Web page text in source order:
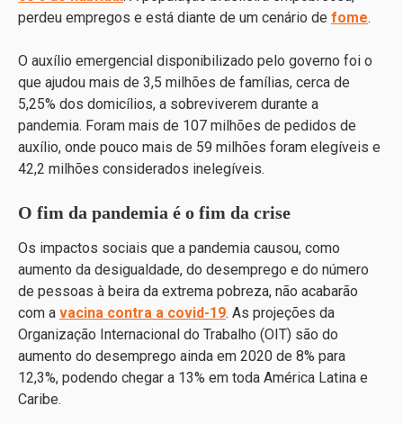
perdeu empregos e está diante de um cenário de fome.
O auxílio emergencial disponibilizado pelo governo foi o
que ajudou mais de 3,5 milhões de famílias, cerca de
5,25% dos domicílios, a sobreviverem durante a
pandemia. Foram mais de 107 milhões de pedidos de
auxílio, onde pouco mais de 59 milhões foram elegíveis e
42,2 milhões considerados inelegíveis.
O fim da pandemia é o fim da crise
Os impactos sociais que a pandemia causou, como
aumento da desigualdade, do desemprego e do número
de pessoas à beira da extrema pobreza, não acabarão
com a vacina contra a covid-19. As projeções da
Organização Internacional do Trabalho (OIT) são do
aumento do desemprego ainda em 2020 de 8% para
12,3%, podendo chegar a 13% em toda América Latina e
Caribe.